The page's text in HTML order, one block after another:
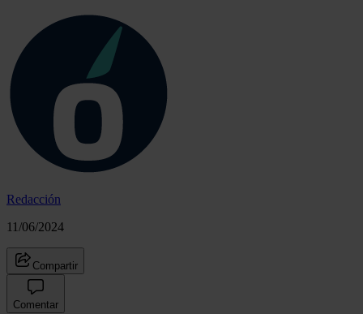
Redacción
11/06/2024
Compartir
Comentar